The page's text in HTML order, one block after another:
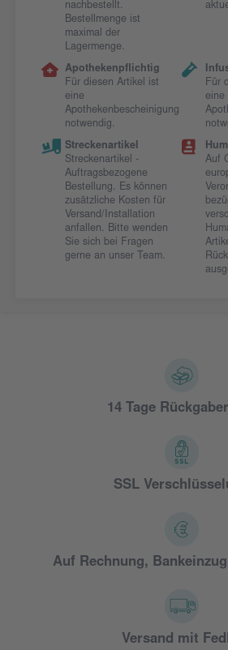
nachbestellt.
Bestellmenge ist
maximal der
Lagermenge.
Apothekenpflichtig
Für diesen Artikel ist
eine
Apothekenbescheinigung
notwendig.
Für
eine
Streckenartikel
Streckenartikel -
Auftragsbezogene
Bestellung. Es können
zusätzliche Kosten für
Versand/Installation
anfallen. Bitte wenden
Sie sich bei Fragen
gerne an unser Team.
Auf
14 Tage
SSL
Auf Rechnung,
Versand mit